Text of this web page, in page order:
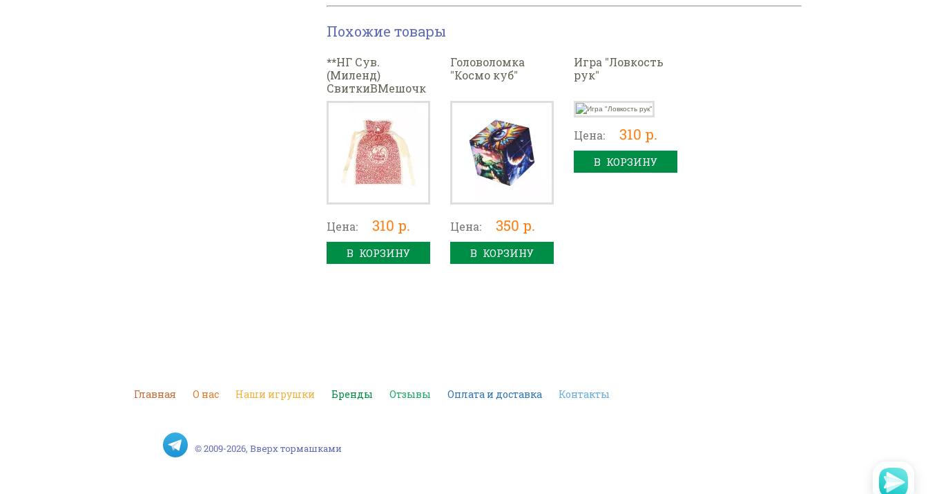
Похожие товары
**НГ Сув.
(Миленд)
СвиткиВМешочк
ах_С
Для всей семьи
[20 свитков,в
прозе] (НЖ-2636)
Цена: 310 р.
В КОРЗИНУ
Головоломка
"Космо куб"
Цена: 350 р.
В КОРЗИНУ
Игра "Ловкость
рук"
Цена: 310 р.
В КОРЗИНУ
Главная О нас Наши игрушки Бренды Отзывы Оплата и доставка Контакты
© 2009-2026, Вверх тормашками